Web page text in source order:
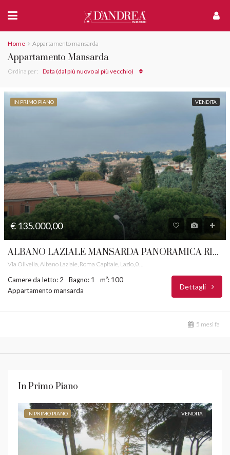
Home Appartamento mansarda
Appartamento Mansarda
Ordina per: Data (dal più nuovo al più vecchio)
IN PRIMO PIANO VENDITA
€ 135.000,00
ALBANO LAZIALE MANSARDA PANORAMICA RIF. 16
Via Olivella, Albano Laziale, Roma Capitale, Lazio, 00041, Italia
Camere da letto: 2 Bagno: 1
m²: 100
Appartamento mansarda
Dettagli
5 mesi fa
In Primo Piano
IN PRIMO PIANO VENDITA